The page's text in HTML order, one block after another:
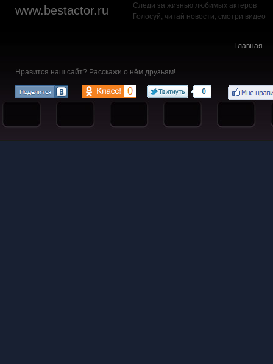
www.bestactor.ru
Следи за жизнью любимых актеров
Голосуй, читай новости, смотри видео
Главная
Нравится наш сайт? Расскажи о нём друзьям!